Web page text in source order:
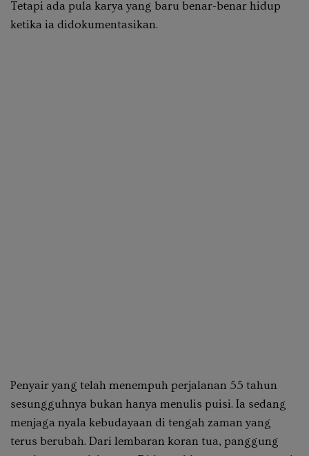
Tetapi ada pula karya yang baru benar-benar hidup
ketika ia didokumentasikan.
Penyair yang telah menempuh perjalanan 55 tahun
sesungguhnya bukan hanya menulis puisi. Ia sedang
menjaga nyala kebudayaan di tengah zaman yang
terus berubah. Dari lembaran koran tua, panggung